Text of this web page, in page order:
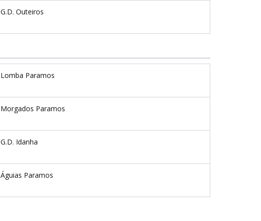
G.D. Outeiros
Lomba Paramos
Morgados Paramos
G.D. Idanha
Águias Paramos